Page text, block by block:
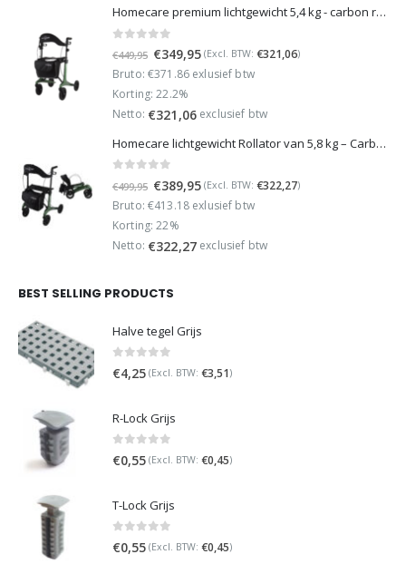
Homecare premium lichtgewicht 5,4 kg - carbon rollator - 150 kg draaggewicht - Opvouwbaar - Groen - incl stokhouder
€449,95 Oorspronkelijke
prijs
was:
€449,95.
€349,95Huidige
prijs
€349,95.
(Excl. BTW: €321,06)
Bruto: €371.86 exlusief btw
Korting: 22.2%
Netto: €321,06exclusief btw
Homecare lichtgewicht Rollator van 5,8 kg – Carbon rollator tot 150 kg draaggewicht – Dubbel opvouwbaar en inclusief reistas - Groen
€499,95 Oorspronkelijke
prijs
was:
€499,95.
€389,95Huidige
prijs
€389,95.
(Excl. BTW: €322,27)
Bruto: €413.18 exlusief btw
Korting: 22%
Netto: €322,27exclusief btw
BEST SELLING PRODUCTS
Halve tegel Grijs
€4,25 (Excl. BTW: €3,51)
R-Lock Grijs
€0,55 (Excl. BTW: €0,45)
T-Lock Grijs
€0,55 (Excl. BTW: €0,45)